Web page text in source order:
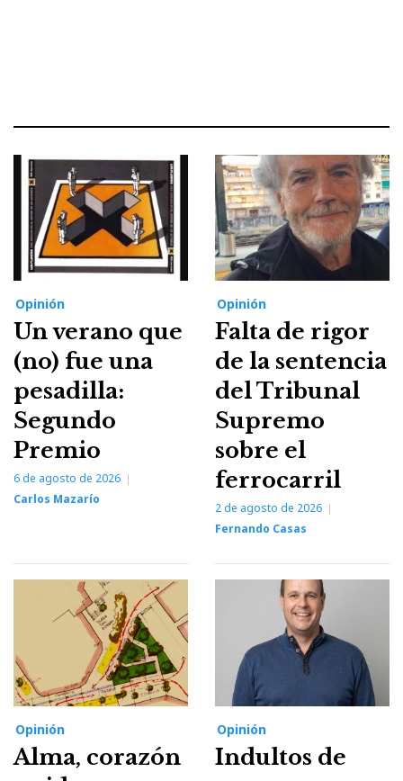
Opinión
Un verano que
(no) fue una
pesadilla:
Segundo
Premio
6 de agosto de 2026
Carlos Mazarío
Opinión
Falta de rigor
de la sentencia
del Tribunal
Supremo
sobre el
ferrocarril
2 de agosto de 2026
Fernando Casas
Opinión
Alma, corazón
Opinión
Indultos de